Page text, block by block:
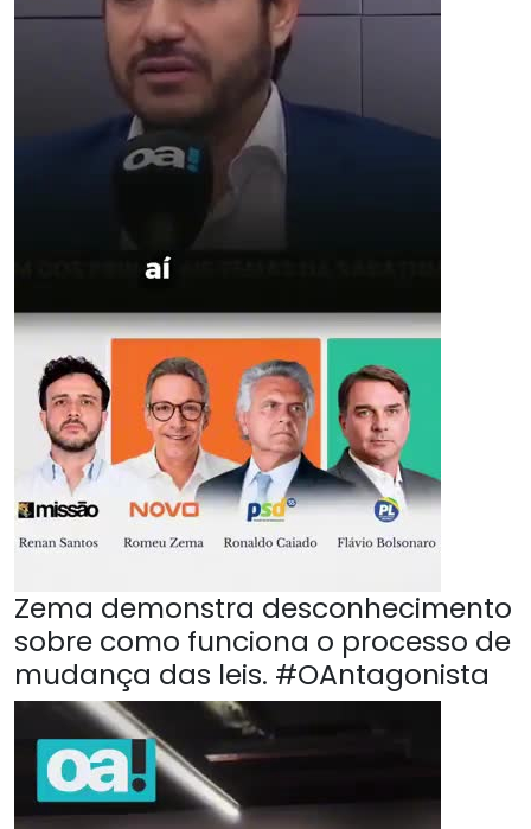
Zema demonstra desconhecimento
sobre como funciona o processo de
mudança das leis. #OAntagonista